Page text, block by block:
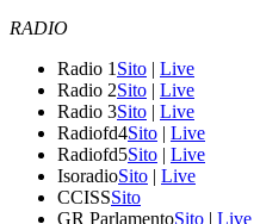
RADIO
Radio 1 Sito | Live
Radio 2Sito | Live
Radio 3Sito | Live
Radiofd4Sito | Live
Radiofd5Sito | Live
IsoradioSito | Live
CCISSSito
GR ParlamentoSito | Live